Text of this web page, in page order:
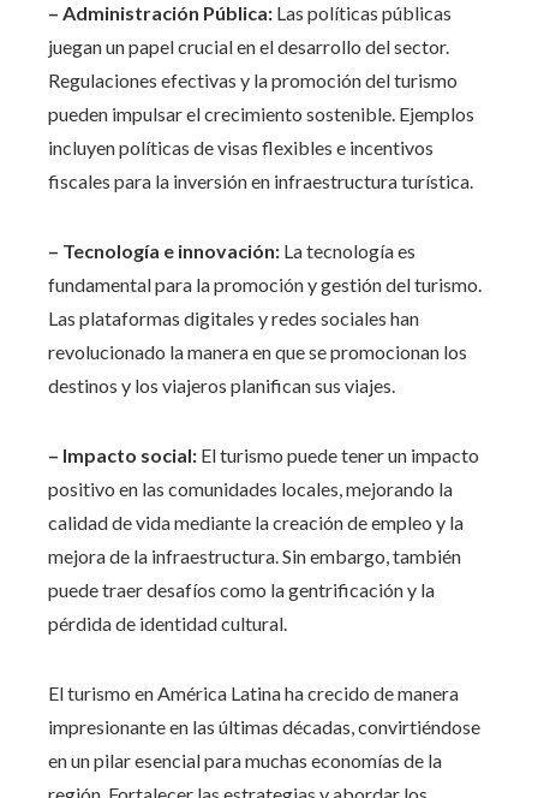
– Administración Pública: Las políticas públicas
juegan un papel crucial en el desarrollo del sector.
Regulaciones efectivas y la promoción del turismo
pueden impulsar el crecimiento sostenible. Ejemplos
incluyen políticas de visas flexibles e incentivos
fiscales para la inversión en infraestructura turística.
– Tecnología e innovación: La tecnología es
fundamental para la promoción y gestión del turismo.
Las plataformas digitales y redes sociales han
revolucionado la manera en que se promocionan los
destinos y los viajeros planifican sus viajes.
– Impacto social: El turismo puede tener un impacto
positivo en las comunidades locales, mejorando la
calidad de vida mediante la creación de empleo y la
mejora de la infraestructura. Sin embargo, también
puede traer desafíos como la gentrificación y la
pérdida de identidad cultural.
El turismo en América Latina ha crecido de manera
impresionante en las últimas décadas, convirtiéndose
en un pilar esencial para muchas economías de la